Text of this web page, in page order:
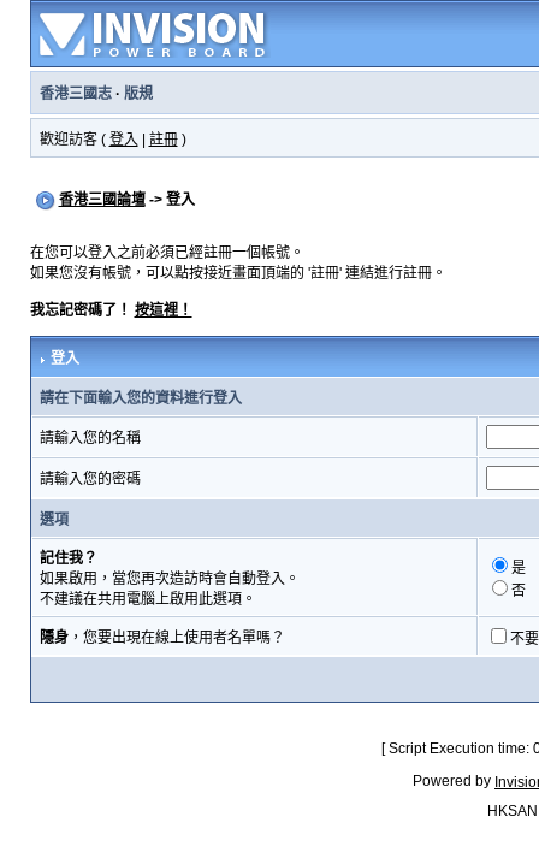
香港三國志· 版規
歡迎訪客 ( 登入 註冊)
香港三國論壇-> 登入
在您可以登入之前必須已經註冊一個帳號。
如果您沒有帳號，可以點按接近畫面頂端的 '註冊' 連結進行註冊。
我忘記密碼了！ 按這裡！
登入
請在下面輸入您的資料進行登入
請輸入您的名稱
請輸入您的密碼
選項
記住我？
如果啟用，當您再次造訪時會自動登入。
不建議在共用電腦上啟用此選項。
是
否
隱身，您要出現在線上使用者名單嗎？ 不
[ Script Execution
Powered by